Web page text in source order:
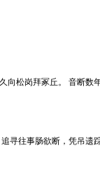
向松岗拜冢丘。 音断数
寻往事肠欲断，凭吊遗